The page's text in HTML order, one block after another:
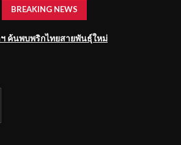
BREAKING NEWS
ค้นพบพริกไทยสายพันธุ์ใหม่